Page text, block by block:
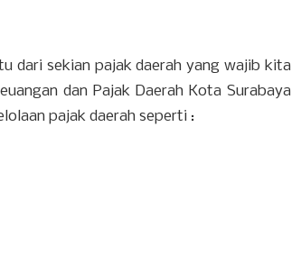
dari sekian pajak daerah yang wajib kita
dan Pajak Daerah Kota Surabaya
pajak daerah seperti :